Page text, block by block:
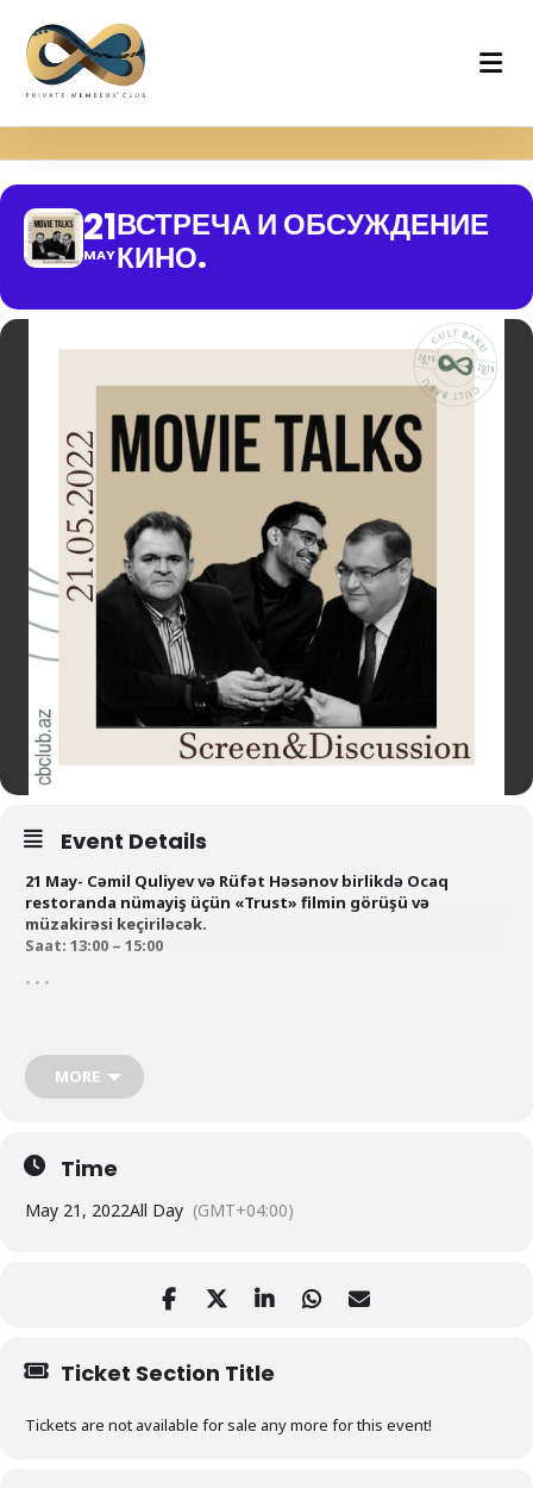
21
MAY
ВСТРЕЧА И ОБСУЖДЕНИЕ
КИНО.
Event Details
21 May- Cəmil Quliyev və Rüfət Həsənov birlikdə Ocaq
restoranda nümayiş üçün «Trust» filmin görüşü və
müzakirəsi keçiriləcək.
Saat: 13:00 – 15:00
• • •
Джамилем Гулиевым и Руфатом Гасановым.
Время: 13:00 – 15:00
MORE
Time
May 21, 2022All Day (GMT+04:00)
Ticket Section Title
Tickets are not available for sale any more for this event!